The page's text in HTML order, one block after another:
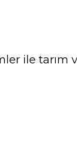
ile tarım